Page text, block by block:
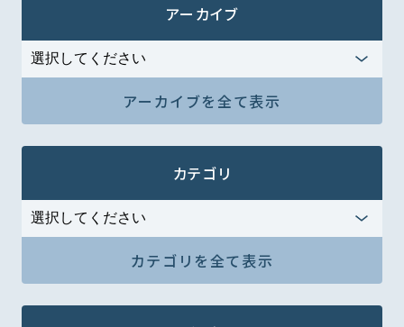
アーカイブ
アーカイブを全て表示
カテゴリ
カテゴリを全て表示